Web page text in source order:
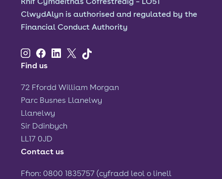
ClwydAlyn is authorised and regulated by the
Financial Conduct Authority
Find us
72 Ffordd William Morgan
Parc Busnes Llanelwy
Llanelwy
Sir Ddinbych
LL17 0JD
Contact us
Ffion: 0800 1835757 (cyfradd leol o linell